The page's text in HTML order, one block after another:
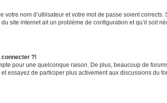
nom d’utilisateur et votre mot de passe soient
site internet ait un problème de configuration et qu’il soit
connecter ?!
pour une quelconque raison. De plus, beaucoup de
essayez de participer plus activement aux discussions du